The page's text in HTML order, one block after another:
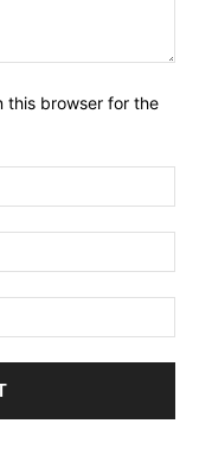
this browser for the